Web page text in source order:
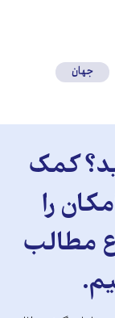
جهان
کمک
را
مطالب